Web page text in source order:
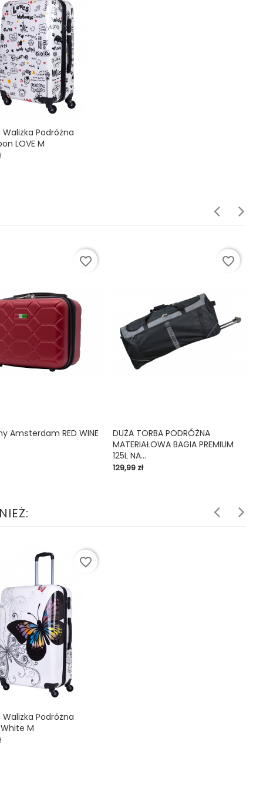
Walizka Podróżna
LOVE M
Amsterdam RED WINE
favorite_border
DUŻA TORBA PODRÓŻNA
MATERIAŁOWA BAGIA PREMIUM
125L NA...
Cena
129,99 zł
shopping_cart 
favorite_border
Walizka Podróżna
M
favorite_border